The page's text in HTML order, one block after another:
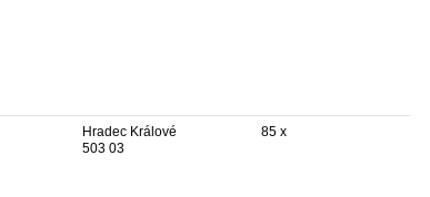
Hradec Králové
503 03
85 x